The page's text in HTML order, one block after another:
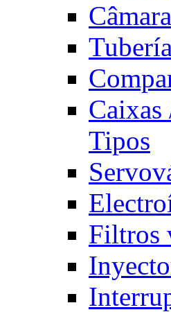
Caixas
Tipos
Filtros